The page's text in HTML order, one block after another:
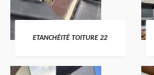
ETANCHÉITÉ TOITURE 22